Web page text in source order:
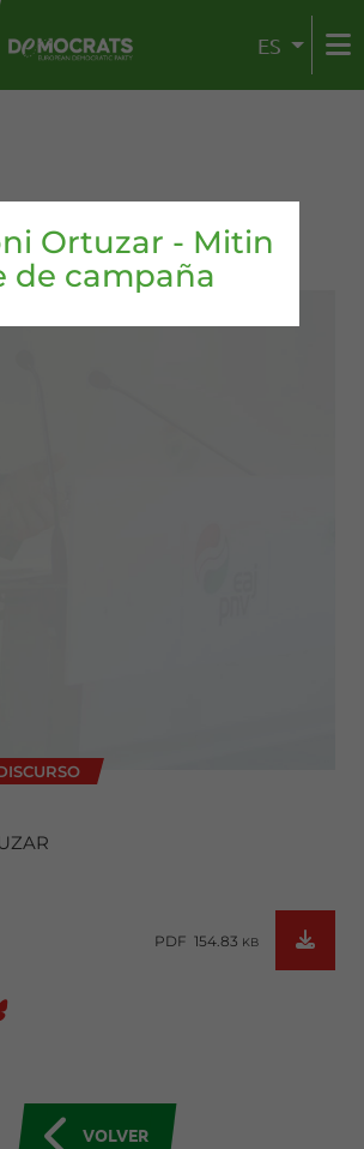
ES
Ortuzar - Mitin
de campaña
PDF 154.83 KB
VOLVER